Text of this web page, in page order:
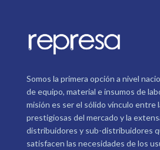
Somos la primera opción a nivel
de equipo, material e insumos de
misión es ser el sólido vínculo entre
prestigiosas del mercado y la
distribuidores y sub-distribuidores
satisfacen las necesidades de los